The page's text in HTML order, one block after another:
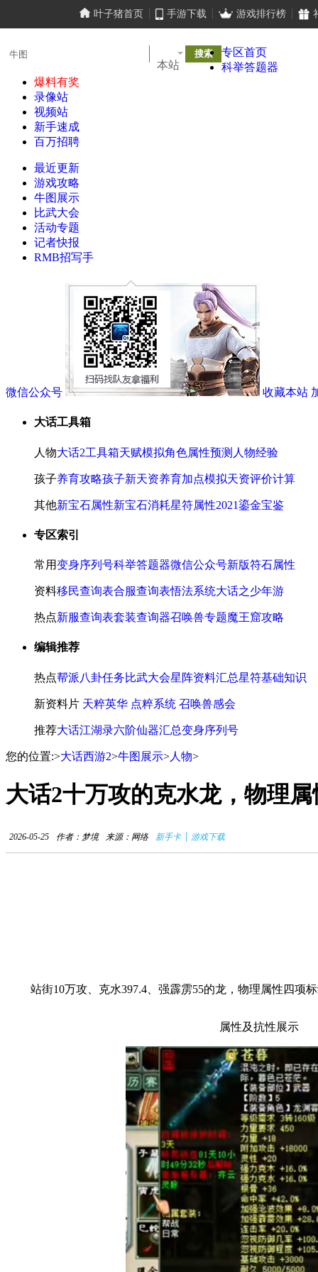
叶子猪首页 手游下载 游戏排行榜
本站
专区首页
科举答题器
爆料有奖
录像站
视频站
新手速成
百万招聘
最近更新
游戏攻略
牛图展示
比武大会
活动专题
记者快报
RMB招写手
微信公众号 收藏本站
大话工具箱
人物大话2工具箱天赋模拟角色属性预测 人物经验
孩子养育攻略孩子新天资养育加点模拟天资评价计算
其他新宝石属性新宝石消耗星符属性2021鎏金宝鉴
专区索引
常用变身序列号科举答题器微信公众号新版符石属性
资料移民查询表合服查询表悟法系统大话之少年游
热点新服查询表套装查询器召唤兽专题魔王窟攻略
编辑推荐
热点帮派八卦任务比武大会星阵资料汇总星符基础知识
新资料片 天粹英华 点粹系统 召唤兽感会
推荐大话江湖录六阶仙器汇总变身序列号
您的位置:>大话西游2>牛图展示>人物>
大话2十万攻的克水龙，物理
2026-05-25 作者：梦境 来源：网络 新手卡 游戏下载
站街10万攻、克水397.4、强霹雳55的龙，物理属性四项
属性及抗性展示